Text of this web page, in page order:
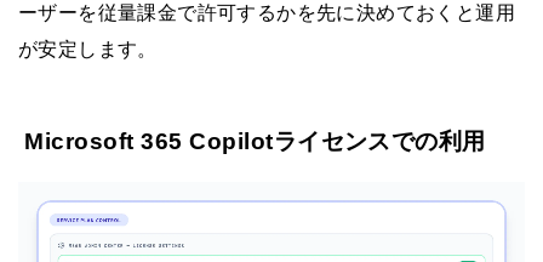
ーザーを従量課金で許可するかを先に決めておくと運用
が安定します。
Microsoft 365 Copilotライセンスでの利用